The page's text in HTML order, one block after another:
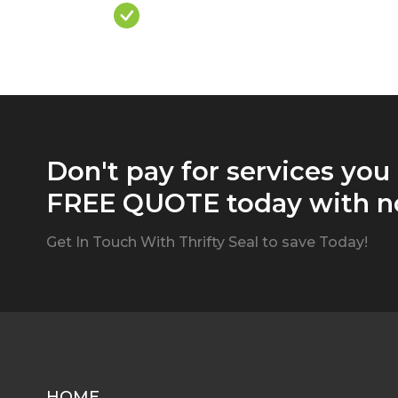
Don't pay for services
FREE QUOTE today with
Get In Touch With Thrifty Seal to save Today!